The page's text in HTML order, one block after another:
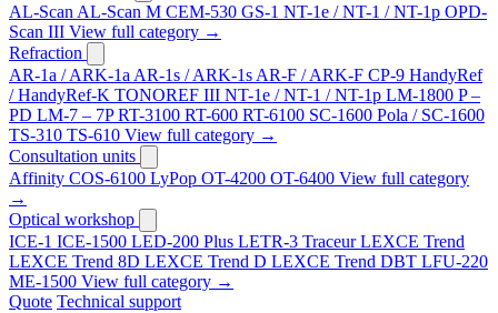
AL-Scan AL-Scan M CEM-530 GS-1 NT-1e / NT-1 / NT-1p OPD-
Scan III View full category →
Refraction
AR-1a / ARK-1a AR-1s / ARK-1s AR-F / ARK-F CP-9 HandyRef
/ HandyRef-K TONOREF III NT-1e / NT-1 / NT-1p LM-1800 P –
PD LM-7 – 7PRT-3100 RT-600 RT-6100 SC-1600 Pola / SC-1600
TS-310 TS-610 View full category →
Consultation units
Affinity COS-6100 LyPop OT-4200 OT-6400 View full category
→
Optical workshop
ICE-1 ICE-1500 LED-200 Plus LETR-3 Traceur LEXCE Trend
LEXCE Trend 8D LEXCE Trend D LEXCE Trend DBT LFU-220
ME-1500 View full category →
Quote Technical support